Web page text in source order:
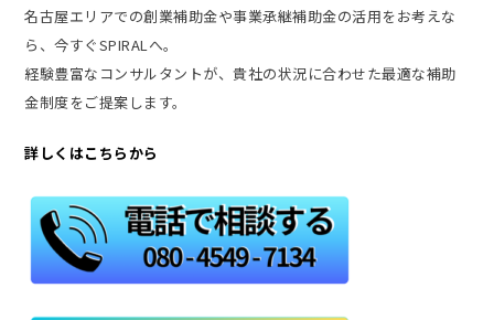
名古屋エリアでの創業補助金や事業承継補助金の活用をお考えな
ら、今すぐSPIRALへ。
経験豊富なコンサルタントが、貴社の状況に合わせた最適な補助
金制度をご提案します。
詳しくはこちらから